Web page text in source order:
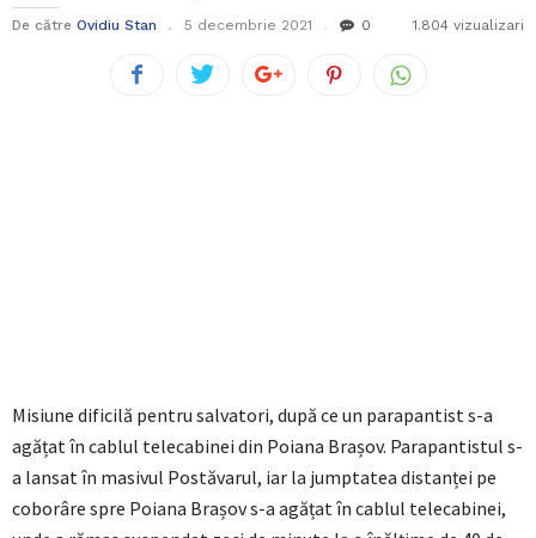
De către Ovidiu Stan 5 decembrie 2021 0 1.804 vizualizari
Misiune dificilă pentru salvatori, după ce un parapantist s-a
agățat în cablul telecabinei din Poiana Brașov. Parapantistul s-
a lansat în masivul Postăvarul, iar la jumptatea distanței pe
coborâre spre Poiana Brașov s-a agățat în cablul telecabinei,